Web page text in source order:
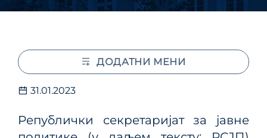
31.01.2023
Републички секретаријат за јавне
ДОДАТНИ МЕНИ